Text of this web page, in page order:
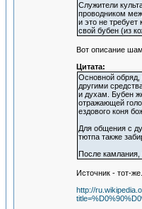
Служители
проводником
и это не
свой бубен (из
Вот описание
Цитата:
Основной
другими
и духам. Бубен
отражающей
ездового коня
Для общения с
тютпа также
После
Источник - тот-же.
http://